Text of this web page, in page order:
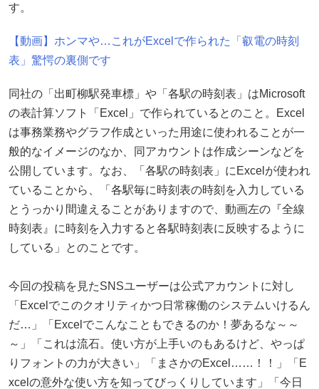
す。
【動画】ホンマや…これがExcelで作られた「叡電の時刻
表」驚愕の裏側です
同社の「出町柳駅発車標」や「各駅の時刻表」はMicrosoft
の表計算ソフト「Excel」で作られているとのこと。Excel
は事務業務やグラフ作成といった用途に使われることが一
般的なイメージのなか、同アカウントは作成シーンなどを
公開しています。なお、「各駅の時刻表」にExcelが使われ
ていることから、「各駅毎に時刻表の時刻を入力している
とうっかり間違えることがありますので、動画左の『全線
時刻表』に時刻を入力すると各駅時刻表に反映するように
している」とのことです。
今回の投稿を見たSNSユーザーは公式アカウントに対し
「Excelでこのクオリティかつ日常稼働のシステムいけるん
だ…」「Excelでこんなこともできるのか！夢あるな～～
～」「これは流石。使い方が上手いのもあるけど、やっぱ
りフォントの力が大きい」「まさかのExcel……！！」「E
xcelの意外な使い方を知ってびっくりしています」「今日